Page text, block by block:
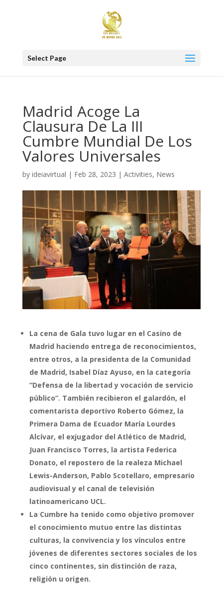
Select Page
Madrid Acoge La
Clausura De La III
Cumbre Mundial De Los
Valores Universales
by ideiavirtual | Feb 28, 2023 | Activities, News
La cena de Gala tuvo lugar en el Casino de
Madrid haciendo entrega de reconocimientos,
entre otros, a la presidenta de la Comunidad
de Madrid, Isabel Díaz Ayuso, en la categoría
“Defensa de la libertad y vocación de servicio
público”. También recibieron el galardón, el
comentarista deportivo Roberto Gómez, la
Primera Dama de Ecuador María Lourdes
Alcívar, el exjugador del Atlético de Madrid,
Juan Francisco Torres, la artista Federica
Donato, el repostero de la realeza Michael
Lewis-Anderson, Pablo Scotellaro, empresario
audiovisual y el canal de televisión
latinoamericano UCL.
La Cumbre ha tenido como objetivo promover
el conocimiento mutuo entre las distintas
culturas, la convivencia y los vínculos entre
jóvenes de diferentes sectores sociales de los
cinco continentes, sin distinción de raza,
religión u origen.